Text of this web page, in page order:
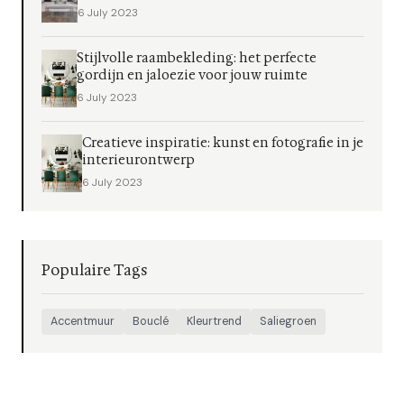
6 July 2023
Stijlvolle raambekleding: het perfecte
gordijn en jaloezie voor jouw ruimte
6 July 2023
Creatieve inspiratie: kunst en fotografie in je
interieurontwerp
6 July 2023
Populaire Tags
Accentmuur Bouclé Kleurtrend Saliegroen